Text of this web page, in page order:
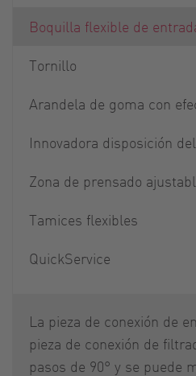
Boquilla flexible de
Tornillo
Arandela de goma con
Innovadora disposición
Zona de prensado
Tamices flexibles
QuickService
La pieza de conexión de
pieza de conexión de
pasos de 90° y se puede